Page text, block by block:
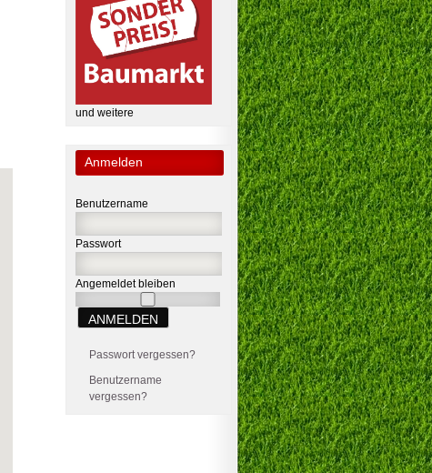
und weitere
Anmelden
Benutzername
Passwort
Angemeldet bleiben
Passwort vergessen?
Benutzername
vergessen?